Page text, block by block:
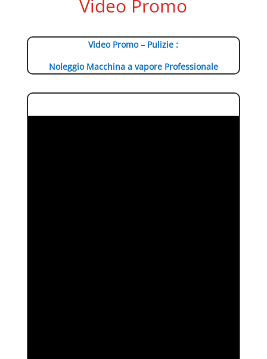
Video Promo
Video Promo – Pulizie :
Noleggio Macchina a vapore Professionale